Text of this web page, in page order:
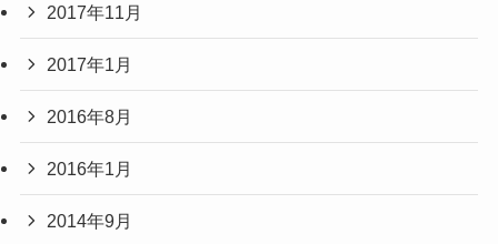
2017年11月
2017年1月
2016年8月
2016年1月
2014年9月